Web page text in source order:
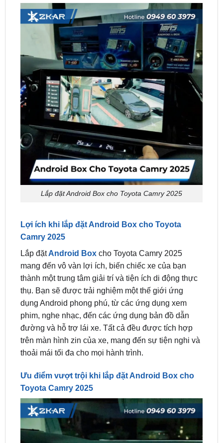
Lắp đặt Android Box cho Toyota Camry 2025
Lợi ích khi lắp đặt Android Box cho Toyota
Lắp đặt Android Boxcho Toyota Camry 2025
mang đến vô vàn lợi ích, biến chiếc xe của bạn
thành một trung tâm giải trí và tiện ích di động thực
thụ. Bạn sẽ được trải nghiệm một thế giới ứng
dụng Android phong phú, từ các ứng dụng xem
phim, nghe nhạc, đến các ứng dụng bản đồ dẫn
đường và hỗ trợ lái xe. Tất cả đều được tích hợp
trên màn hình zin của xe, mang đến sự tiện nghi và
thoải mái tối đa cho mọi hành trình.
Ưu điểm vượt trội khi lắp đặt Android Box cho